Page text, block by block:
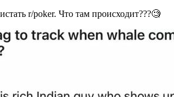
r/poker. Что там происходит???🧐